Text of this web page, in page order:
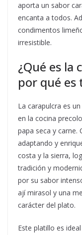
aporta un sabor
encanta a todos.
condimentos
irresistible.
¿Qué es la
por qué es
La carapulcra es
en la cocina
papa seca y carne.
adaptando y
costa y la sierra,
tradición y
por su sabor
ají mirasol y una
carácter del plato.
Este platillo es